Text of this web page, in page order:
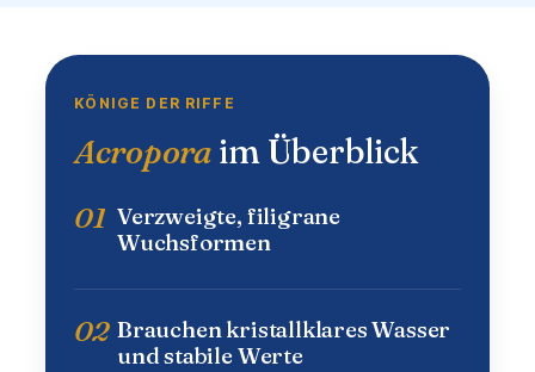
KÖNIGE DER RIFFE
Acropora im Überblick
01 Verzweigte, filigrane
Wuchsformen
02 Brauchen kristallklares Wasser
und stabile Werte